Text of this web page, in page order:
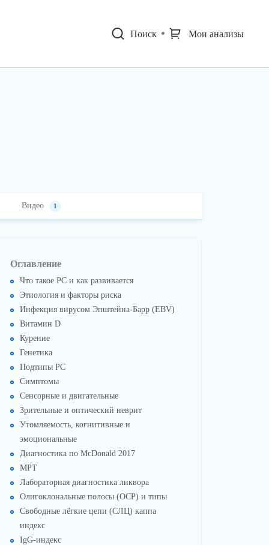
Поиск Мои анализы
Видео 1
Оглавление
Что такое РС и как развивается
Этиология и факторы риска
Инфекция вирусом Эпштейна-Барр (EBV)
Витамин D
Курение
Генетика
Подтипы РС
Симптомы
Сенсорные и двигательные
Зрительные и оптический неврит
Утомляемость, когнитивные и
эмоциональные
Диагностика по McDonald 2017
МРТ
Лабораторная диагностика ликвора
Олигоклональные полосы (OCP) и типы
Свободные лёгкие цепи (СЛЦ) каппа
индекс
IgG-индекс